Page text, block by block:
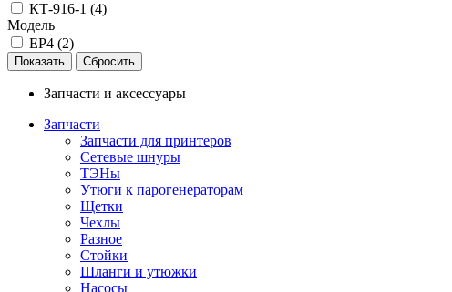
КТ-916-1 (4)
Модель
EP4 (2)
Запчасти и аксессуары
Запчасти
Запчасти для принтеров
Сетевые шнуры
ТЭНы
Утюги к парогенераторам
Щетки
Чехлы
Разное
Стойки
Шланги и утюжки
Насосы